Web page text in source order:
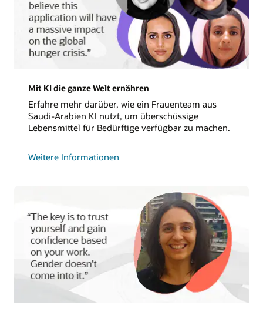
Mit KI die ganze Welt ernähren
Erfahre mehr darüber, wie ein Frauenteam aus
Saudi-Arabien KI nutzt, um überschüssige
Lebensmittel für Bedürftige verfügbar zu machen.
Weitere Informationenzum
Ernährung
Weltbevölkerung